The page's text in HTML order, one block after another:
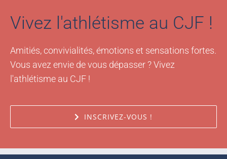
Vivez l'athlétisme au CJF !
Amitiés, convivialités, émotions et sensations fortes.
Vous avez envie de vous dépasser ? Vivez
l'athlétisme au CJF !
INSCRIVEZ-VOUS !